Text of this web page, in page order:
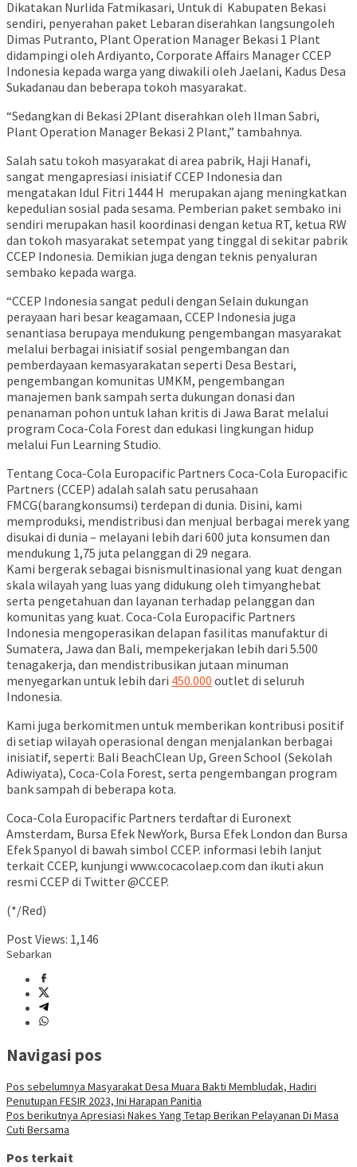
Dikatakan Nurlida Fatmikasari, Untuk di Kabupaten Bekasi
sendiri, penyerahan paket Lebaran diserahkan langsungoleh
Dimas Putranto, Plant Operation Manager Bekasi 1 Plant
didampingi oleh Ardiyanto, Corporate Affairs Manager CCEP
Indonesia kepada warga yang diwakili oleh Jaelani, Kadus Desa
Sukadanau dan beberapa tokoh masyarakat.
“Sedangkan di Bekasi 2Plant diserahkan oleh Ilman Sabri,
Plant Operation Manager Bekasi 2 Plant,” tambahnya.
Salah satu tokoh masyarakat di area pabrik, Haji Hanafi,
sangat mengapresiasi inisiatif CCEP Indonesia dan
mengatakan Idul Fitri 1444 H merupakan ajang meningkatkan
kepedulian sosial pada sesama. Pemberian paket sembako ini
sendiri merupakan hasil koordinasi dengan ketua RT, ketua RW
dan tokoh masyarakat setempat yang tinggal di sekitar pabrik
CCEP Indonesia. Demikian juga dengan teknis penyaluran
sembako kepada warga.
“CCEP Indonesia sangat peduli dengan Selain dukungan
perayaan hari besar keagamaan, CCEP Indonesia juga
senantiasa berupaya mendukung pengembangan masyarakat
melalui berbagai inisiatif sosial pengembangan dan
pemberdayaan kemasyarakatan seperti Desa Bestari,
pengembangan komunitas UMKM, pengembangan
manajemen bank sampah serta dukungan donasi dan
penanaman pohon untuk lahan kritis di Jawa Barat melalui
program Coca-Cola Forest dan edukasi lingkungan hidup
melalui Fun Learning Studio.
Tentang Coca-Cola Europacific Partners Coca-Cola Europacific
Partners (CCEP) adalah salah satu perusahaan
FMCG(barangkonsumsi) terdepan di dunia. Disini, kami
memproduksi, mendistribusi dan menjual berbagai merek yang
disukai di dunia – melayani lebih dari 600 juta konsumen dan
mendukung 1,75 juta pelanggan di 29 negara.
Kami bergerak sebagai bisnismultinasional yang kuat dengan
skala wilayah yang luas yang didukung oleh timyanghebat
serta pengetahuan dan layanan terhadap pelanggan dan
komunitas yang kuat. Coca-Cola Europacific Partners
Indonesia mengoperasikan delapan fasilitas manufaktur di
Sumatera, Jawa dan Bali, mempekerjakan lebih dari 5.500
tenagakerja, dan mendistribusikan jutaan minuman
menyegarkan untuk lebih dari 450.000 outlet di seluruh
Indonesia.
Kami juga berkomitmen untuk memberikan kontribusi positif
di setiap wilayah operasional dengan menjalankan berbagai
inisiatif, seperti: Bali BeachClean Up, Green School (Sekolah
Adiwiyata), Coca-Cola Forest, serta pengembangan program
bank sampah di beberapa kota.
Coca-Cola Europacific Partners terdaftar di Euronext
Amsterdam, Bursa Efek NewYork, Bursa Efek London dan Bursa
Efek Spanyol di bawah simbol CCEP. informasi lebih lanjut
terkait CCEP, kunjungi www.cocacolaep.com dan ikuti akun
resmi CCEP di Twitter @CCEP.
(*/Red)
Post Views: 1,146
Sebarkan
Navigasi pos
Pos sebelumnya Masyarakat Desa Muara Bakti Membludak, Hadiri
Penutupan FESIR 2023, Ini Harapan Panitia
Pos berikutnya Apresiasi Nakes Yang Tetap Berikan Pelayanan Di Masa
Cuti Bersama
Pos terkait